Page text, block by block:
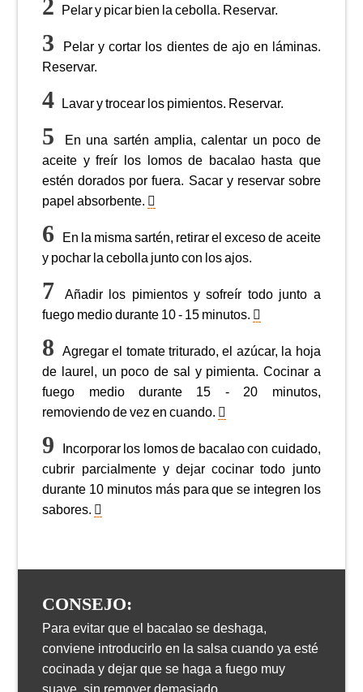
Pelar y picar bien la cebolla. Reservar.
Pelar y cortar los dientes de ajo en láminas.
Reservar.
Lavar y trocear los pimientos. Reservar.
En una sartén amplia, calentar un poco de
aceite y freír los lomos de bacalao hasta que
estén dorados por fuera. Sacar y reservar sobre
papel absorbente.
En la misma sartén, retirar el exceso de aceite
y pochar la cebolla junto con los ajos.
Añadir los pimientos y sofreír todo junto a
fuego medio durante 10 - 15 minutos.
Agregar el tomate triturado, el azúcar, la hoja
de laurel, un poco de sal y pimienta. Cocinar a
fuego medio durante 15 - 20 minutos,
removiendo de vez en cuando.
Incorporar los lomos de bacalao con cuidado,
cubrir parcialmente y dejar cocinar todo junto
durante 10 minutos más para que se integren los
sabores.
CONSEJO:
Para evitar que el bacalao se deshaga,
conviene introducirlo en la salsa cuando ya esté
cocinada y dejar que se haga a fuego muy
suave, sin remover demasiado.